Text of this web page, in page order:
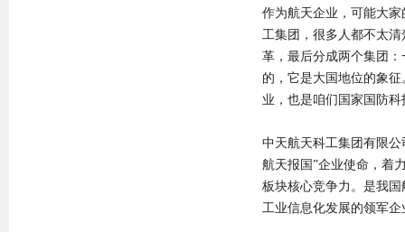
作为航天企业，可能大
工集团，很多人都不太
革，最后分成两个集团
的，它是大国地位的象
业，也是咱们国家国防
中天航天科工集团有限
航天报国”企业使命，着
板块核心竞争力。是我
工业信息化发展的领军企